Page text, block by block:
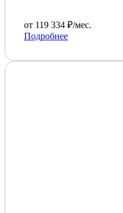
от 119 334 ₽/мес.
Подробнее